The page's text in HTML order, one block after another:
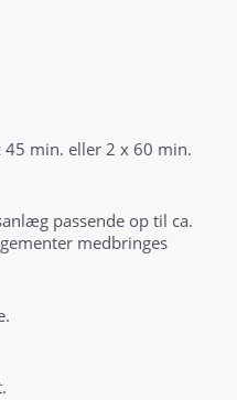
45 min. eller 2 x 60 min.
passende op til ca.
medbringes